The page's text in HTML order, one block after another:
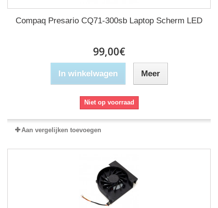
Compaq Presario CQ71-300sb Laptop Scherm LED
99,00€
In winkelwagen Meer
Niet op voorraad
Aan vergelijken toevoegen